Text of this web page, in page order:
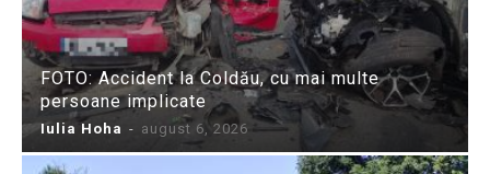
FOTO: Accident la Coldău, cu mai multe
persoane implicate
Iulia Hoha - august 6, 2026